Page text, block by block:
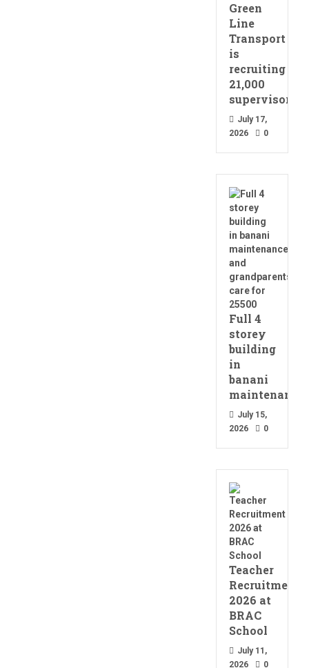
Green
Line
Transport
is
recruiting
21,000
supervisors
July 17,
2026
0
Full 4
storey
building
in
banani
maintenance
July 15,
2026
0
Teacher
Recruitment
2026 at
BRAC
School
July 11,
2026
0